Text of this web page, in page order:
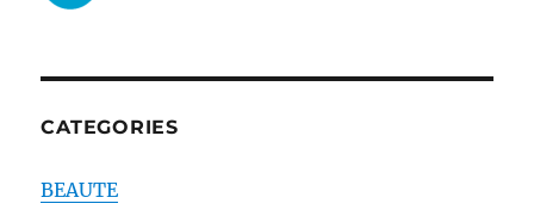
CATEGORIES
BEAUTE